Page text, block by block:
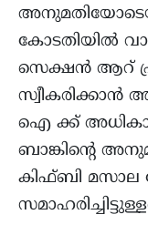
കോടതിയിൽ
സെക്ഷൻ ആറ്
ഐ ക്ക്
ബാങ്കിന്റെ
കിഫ്‌ബി